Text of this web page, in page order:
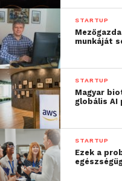
ötletének
körben
– mondta Greiner
elnökhelyettese.
A jelentkezőknek az
STARTUP
munkáját
STARTUP
Magyar
globális AI
STARTUP
Ezek a